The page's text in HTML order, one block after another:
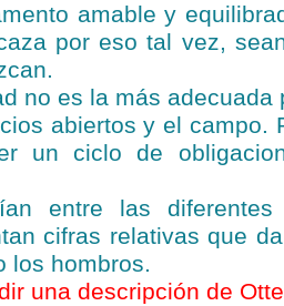
amable y
por eso tal vez,
no es la más adecuada
abiertos y el campo.
un ciclo de
entre las
cifras relativas que
los hombros.
una descripción de